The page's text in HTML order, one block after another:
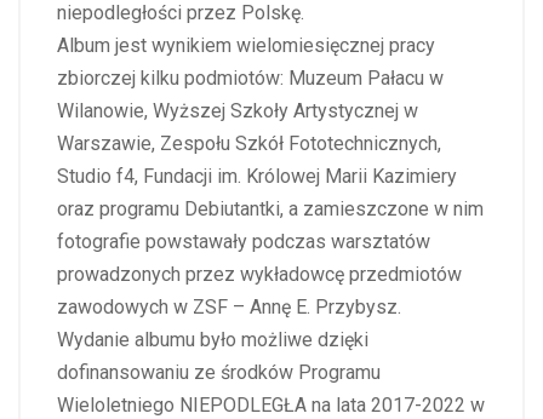
niepodległości przez Polskę.
Album jest wynikiem wielomiesięcznej pracy
zbiorczej kilku podmiotów: Muzeum Pałacu w
Wilanowie, Wyższej Szkoły Artystycznej w
Warszawie, Zespołu Szkół Fototechnicznych,
Studio f4, Fundacji im. Królowej Marii Kazimiery
oraz programu Debiutantki, a zamieszczone w nim
fotografie powstawały podczas warsztatów
prowadzonych przez wykładowcę przedmiotów
zawodowych w ZSF – Annę E. Przybysz.
Wydanie albumu było możliwe dzięki
dofinansowaniu ze środków Programu
Wieloletniego NIEPODLEGŁA na lata 2017-2022 w